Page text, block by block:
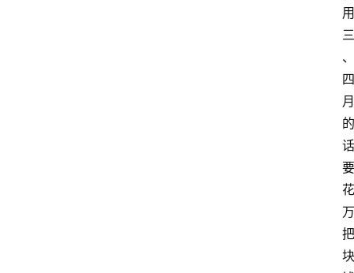
用
三
、
四
月
的
话
要
花
万
把
块